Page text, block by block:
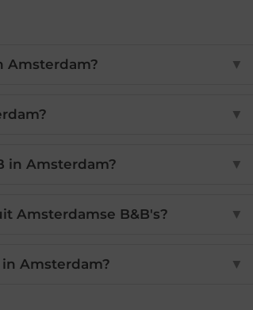
Amsterdam? ▼
▼
in Amsterdam? ▼
Amsterdamse B&B's? ▼
Amsterdam? ▼